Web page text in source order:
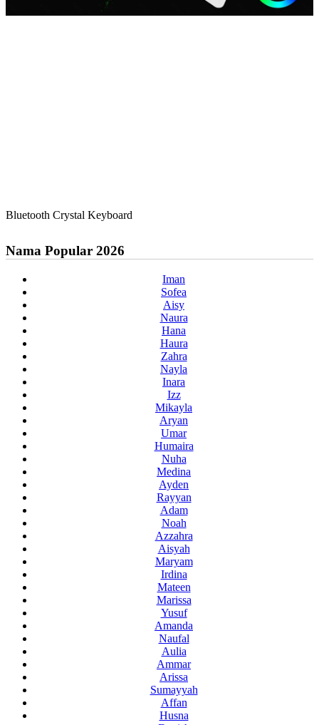
Bluetooth Crystal Keyboard
Nama Popular 2026
Iman
Sofea
Aisy
Naura
Hana
Haura
Zahra
Nayla
Inara
Izz
Mikayla
Aryan
Umar
Humaira
Nuha
Medina
Ayden
Rayyan
Adam
Noah
Azzahra
Aisyah
Maryam
Irdina
Mateen
Marissa
Yusuf
Amanda
Naufal
Aulia
Ammar
Arissa
Sumayyah
Affan
Husna